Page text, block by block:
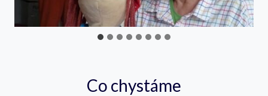
Co chystáme